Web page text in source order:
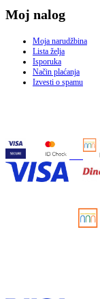
Moj nalog
Moja narudžbina
Lista želja
Isporuka
Način plaćanja
Izvesti o spamu